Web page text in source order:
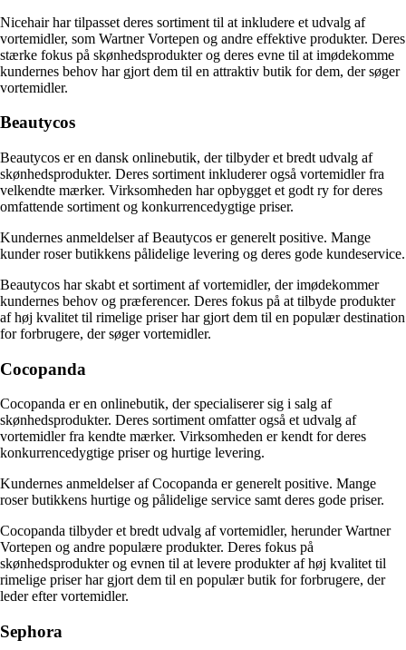
Nicehair har tilpasset deres sortiment til at inkludere et udvalg af
vortemidler, som Wartner Vortepen og andre effektive produkter. Deres
stærke fokus på skønhedsprodukter og deres evne til at imødekomme
kundernes behov har gjort dem til en attraktiv butik for dem, der søger
vortemidler.
Beautycos
Beautycos er en dansk onlinebutik, der tilbyder et bredt udvalg af
skønhedsprodukter. Deres sortiment inkluderer også vortemidler fra
velkendte mærker. Virksomheden har opbygget et godt ry for deres
omfattende sortiment og konkurrencedygtige priser.
Kundernes anmeldelser af Beautycos er generelt positive. Mange
kunder roser butikkens pålidelige levering og deres gode kundeservice.
Beautycos har skabt et sortiment af vortemidler, der imødekommer
kundernes behov og præferencer. Deres fokus på at tilbyde produkter
af høj kvalitet til rimelige priser har gjort dem til en populær destination
for forbrugere, der søger vortemidler.
Cocopanda
Cocopanda er en onlinebutik, der specialiserer sig i salg af
skønhedsprodukter. Deres sortiment omfatter også et udvalg af
vortemidler fra kendte mærker. Virksomheden er kendt for deres
konkurrencedygtige priser og hurtige levering.
Kundernes anmeldelser af Cocopanda er generelt positive. Mange
roser butikkens hurtige og pålidelige service samt deres gode priser.
Cocopanda tilbyder et bredt udvalg af vortemidler, herunder Wartner
Vortepen og andre populære produkter. Deres fokus på
skønhedsprodukter og evnen til at levere produkter af høj kvalitet til
rimelige priser har gjort dem til en populær butik for forbrugere, der
leder efter vortemidler.
Sephora